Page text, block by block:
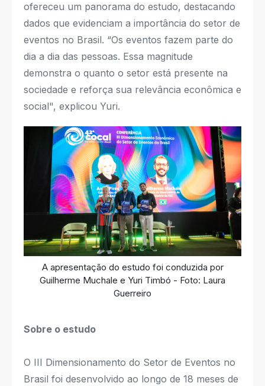
ofereceu um panorama do estudo, destacando
dados que evidenciam a importância do setor de
eventos no Brasil. “Os eventos fazem parte do
dia a dia das pessoas. Essa magnitude
demonstra o quanto o setor está presente na
sociedade e reforça sua relevância econômica e
social", explicou Yuri.
A apresentação do estudo foi conduzida por
Guilherme Muchale e Yuri Timbó - Foto: Laura
Guerreiro
Sobre o estudo
O III Dimensionamento do Setor de Eventos no
Brasil foi desenvolvido ao longo de 18 meses de